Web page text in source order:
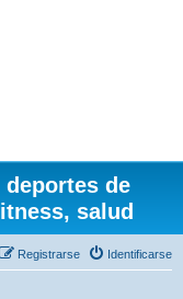
de
salud
Identificarse
Registrarse